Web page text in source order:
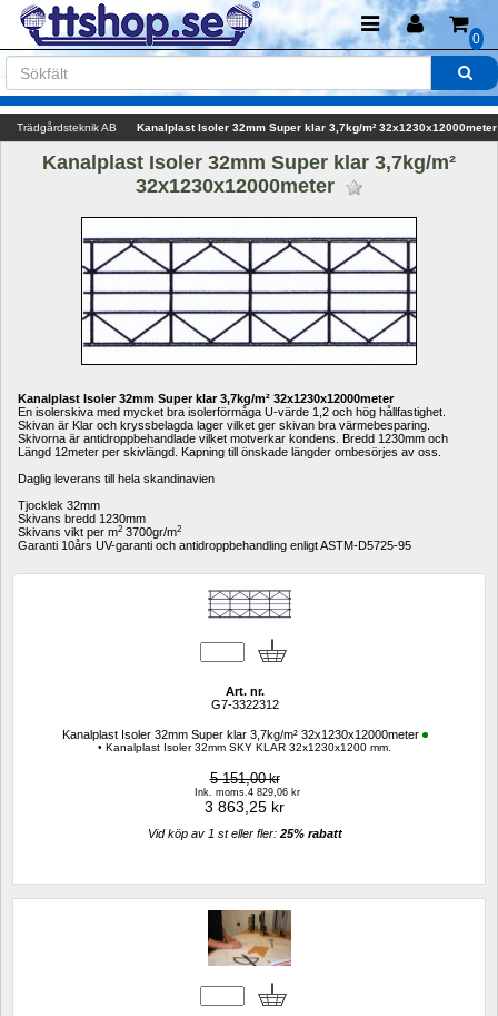
0
Trädgårdsteknik AB Kanalplast Isoler 32mm Super klar 3,7kg/m² 32x1230x12000meter
Kanalplast Isoler 32mm Super klar 3,7kg/m²
32x1230x12000meter
Kanalplast Isoler 32mm Super klar 3,7kg/m² 32x1230x12000meter
En isolerskiva med mycket bra isolerförmåga U-värde 1,2 och hög hållfastighet.
Skivan är Klar och kryssbelagda lager vilket ger skivan bra värmebesparing.
Skivorna är antidroppbehandlade vilket motverkar kondens. Bredd 1230mm och
Längd 12meter per skivlängd. Kapning till önskade längder ombesörjes av oss.
Daglig leverans till hela skandinavien
Tjocklek 32mm
Skivans bredd 1230mm
Skivans vikt per m2 3700gr/m2
Garanti 10års UV-garanti och antidroppbehandling enligt ASTM-D5725-95
Art. nr.
G7-3322312
Kanalplast Isoler 32mm Super klar 3,7kg/m² 32x1230x12000meter
• Kanalplast Isoler 32mm SKY KLAR 32x1230x1200 mm.
5 151,00kr
Ink. moms.4 829,06 kr
3 863,25 kr
Vid köp av 1 st eller fler: 25% rabatt